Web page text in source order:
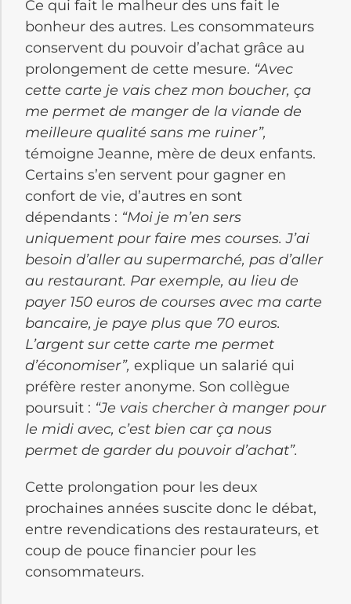
Ce qui fait le malheur des uns fait le
bonheur des autres. Les consommateurs
conservent du pouvoir d’achat grâce au
prolongement de cette mesure. “Avec
cette carte je vais chez mon boucher, ça
me permet de manger de la viande de
meilleure qualité sans me ruiner”,
témoigne Jeanne, mère de deux enfants.
Certains s’en servent pour gagner en
confort de vie, d’autres en sont
dépendants : “Moi je m’en sers
uniquement pour faire mes courses. J’ai
besoin d’aller au supermarché, pas d’aller
au restaurant. Par exemple, au lieu de
payer 150 euros de courses avec ma carte
bancaire, je paye plus que 70 euros.
L’argent sur cette carte me permet
d’économiser”, explique un salarié qui
préfère rester anonyme. Son collègue
poursuit : “Je vais chercher à manger pour
le midi avec, c’est bien car ça nous
permet de garder du pouvoir d’achat”.
Cette prolongation pour les deux
prochaines années suscite donc le débat,
entre revendications des restaurateurs, et
coup de pouce financier pour les
consommateurs.